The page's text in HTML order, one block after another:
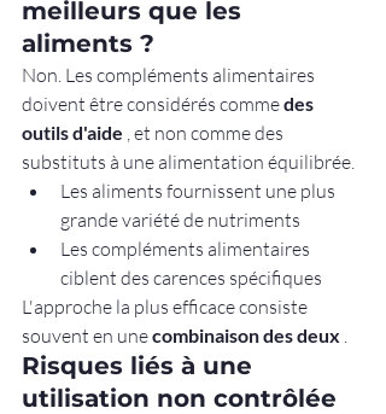
meilleurs que les
aliments ?
Non. Les compléments alimentaires
doivent être considérés comme des
outils d'aide , et non comme des
substituts à une alimentation équilibrée.
Les aliments fournissent une plus
grande variété de nutriments
Les compléments alimentaires
ciblent des carences spécifiques
L'approche la plus efficace consiste
souvent en une combinaison des deux .
Risques liés à une
utilisation non contrôlée